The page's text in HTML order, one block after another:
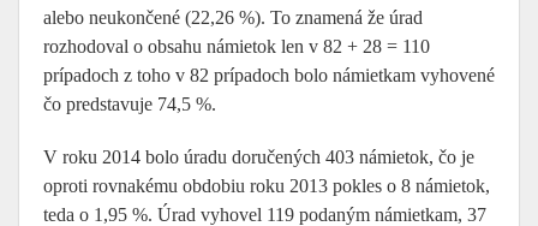
alebo neukončené (22,26 %). To znamená že úrad
rozhodoval o obsahu námietok len v 82 + 28 = 110
prípadoch z toho v 82 prípadoch bolo námietkam vyhovené
čo predstavuje 74,5 %.
V roku 2014 bolo úradu doručených 403 námietok, čo je
oproti rovnakému obdobiu roku 2013 pokles o 8 námietok,
teda o 1,95 %. Úrad vyhovel 119 podaným námietkam, 37